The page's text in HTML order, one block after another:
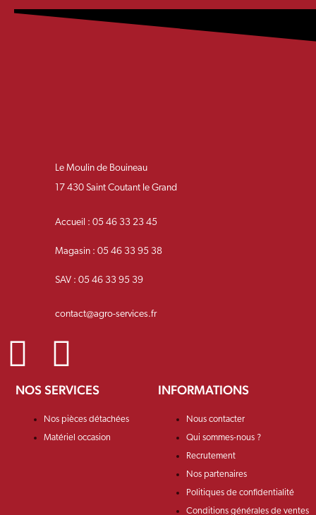
Le Moulin de Bouineau
17 430 Saint Coutant le Grand
Accueil : 05 46 33 23 45
Magasin : 05 46 33 95 38
SAV : 05 46 33 95 39
contact@agro-services.fr
NOS SERVICES
Nos pièces détachées
Matériel occasion
INFORMATIONS
Nous contacter
Qui sommes-nous ?
Recrutement
Nos partenaires
Politiques de confidentialité
Conditions générales de ventes